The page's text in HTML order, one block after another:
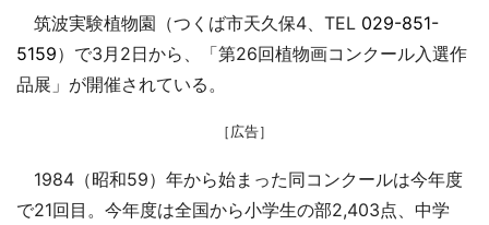
筑波実験植物園（つくば市天久保4、TEL 029-851-
5159）で3月2日から、「第26回植物画コンクール入選作
品展」が開催されている。
［広告］
1984（昭和59）年から始まった同コンクールは今年度
で21回目。今年度は全国から小学生の部2,403点、中学